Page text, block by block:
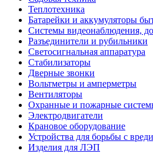
Теплотехника
Батарейки и аккумуляторы
Системы видеонаблюдения,
Разъединители и рубильники
Светосигнальная аппаратура
Стабилизаторы
Дверные звонки
Вольтметры и амперметры
Вентиляторы
Охранные и пожарные
Электродвигатели
Крановое оборудование
Устройства для борьбы с
Изделия для ЛЭП